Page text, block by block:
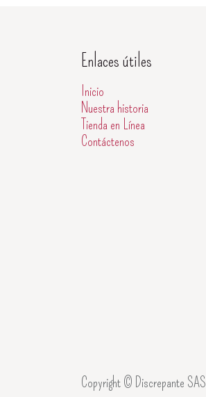
Enlaces útiles
Inicio
Nuestra historia
Tienda en Línea
Contáctenos
Copyright © Discrepante SAS